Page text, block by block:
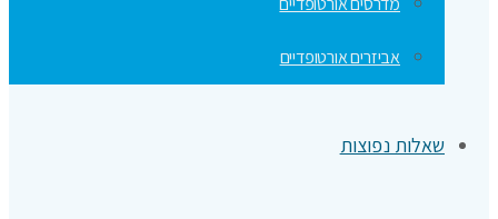
אביזרים אורטופדיים
שאלות נפוצות